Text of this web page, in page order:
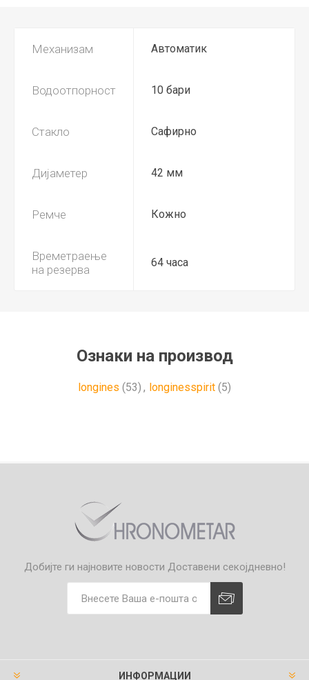
Механизам Автоматик
Водоотпорност 10 бари
Стакло Сафирно
Дијаметер 42 мм
Ремче Кожно
Времетраење
на резерва
64 часа
Ознаки на производ
longines (53) , longinesspirit (5)
Добијте ги најновите новости Доставени секојдневно!
ИНФОРМАЦИИ